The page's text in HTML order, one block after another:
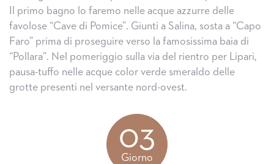
Il primo bagno lo faremo nelle acque azzurre delle
favolose “Cave di Pomice”. Giunti a Salina, sosta a “Capo
Faro” prima di proseguire verso la famosissima baia di
“Pollara”. Nel pomeriggio sulla via del rientro per Lipari,
pausa-tuffo nelle acque color verde smeraldo delle
grotte presenti nel versante nord-ovest.
03
Giorno